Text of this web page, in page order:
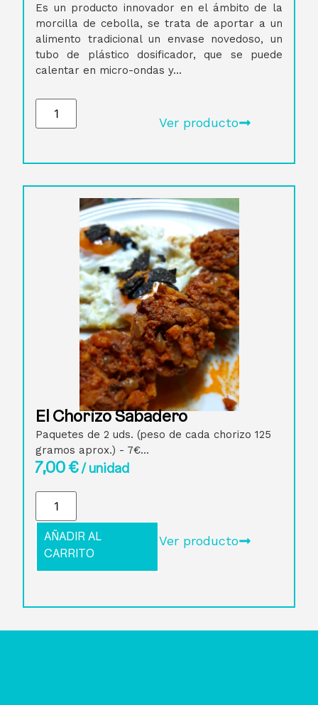
Es un producto innovador en el ámbito de la
morcilla de cebolla, se trata de aportar a un
alimento tradicional un envase novedoso, un
tubo de plástico dosificador, que se puede
calentar en micro-ondas y...
Ver producto
El Chorizo Sabadero
Paquetes de 2 uds. (peso de cada chorizo 125
gramos aprox.) - 7€...
7,00€/ unidad
AÑADIR AL
CARRITO
Ver producto